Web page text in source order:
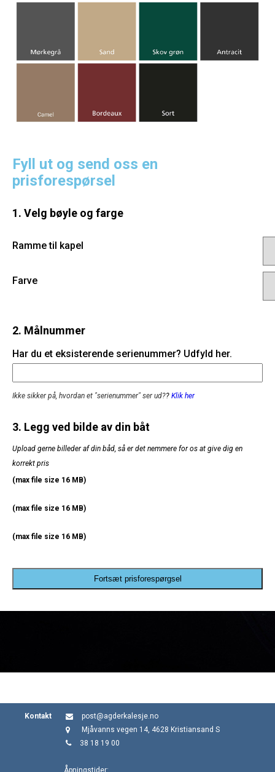
Fyll ut og send oss en
prisforespørsel
1. Velg bøyle og farge
Ramme til kapel
Farve
2. Målnummer
Har du et eksisterende serienummer? Udfyld her.
Ikke sikker på, hvordan et "serienummer" ser ud?? Klik her
3. Legg ved bilde av din båt
Upload gerne billeder af din båd, så er det nemmere for os at give dig en
korrekt pris
(max file size 16 MB)
(max file size 16 MB)
(max file size 16 MB)
Fortsæt prisforespørgsel
Kontakt
post@agderkalesje.no
Mjåvanns vegen 14, 4628 Kristiansand S
38 18 19 00
Åpningstider: